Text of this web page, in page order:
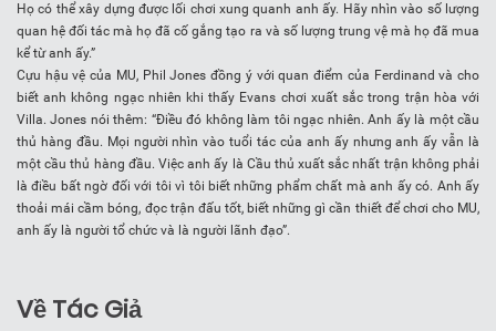
Họ có thể xây dựng được lối chơi xung quanh anh ấy. Hãy nhìn vào số lượng
quan hệ đối tác mà họ đã cố gắng tạo ra và số lượng trung vệ mà họ đã mua
kể từ anh ấy.”
Cựu hậu vệ của MU, Phil Jones đồng ý với quan điểm của Ferdinand và cho
biết anh không ngạc nhiên khi thấy Evans chơi xuất sắc trong trận hòa với
Villa. Jones nói thêm: “Điều đó không làm tôi ngạc nhiên. Anh ấy là một cầu
thủ hàng đầu. Mọi người nhìn vào tuổi tác của anh ấy nhưng anh ấy vẫn là
một cầu thủ hàng đầu. Việc anh ấy là Cầu thủ xuất sắc nhất trận không phải
là điều bất ngờ đối với tôi vì tôi biết những phẩm chất mà anh ấy có. Anh ấy
thoải mái cầm bóng, đọc trận đấu tốt, biết những gì cần thiết để chơi cho MU,
anh ấy là người tổ chức và là người lãnh đạo”.
Về Tác Giả